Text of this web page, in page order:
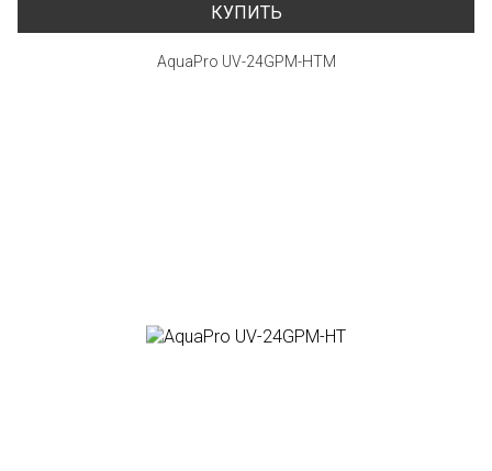
КУПИТЬ
AquaPro UV-24GPM-HTM